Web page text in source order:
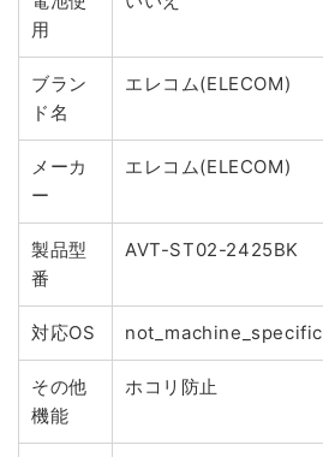
用
ブラン
ド名
エレコム(ELECOM)
メーカ
ー
エレコム(ELECOM)
製品型
番
AVT-ST02-2425BK
対応OS not_machine_specific
その他
機能
ホコリ防止